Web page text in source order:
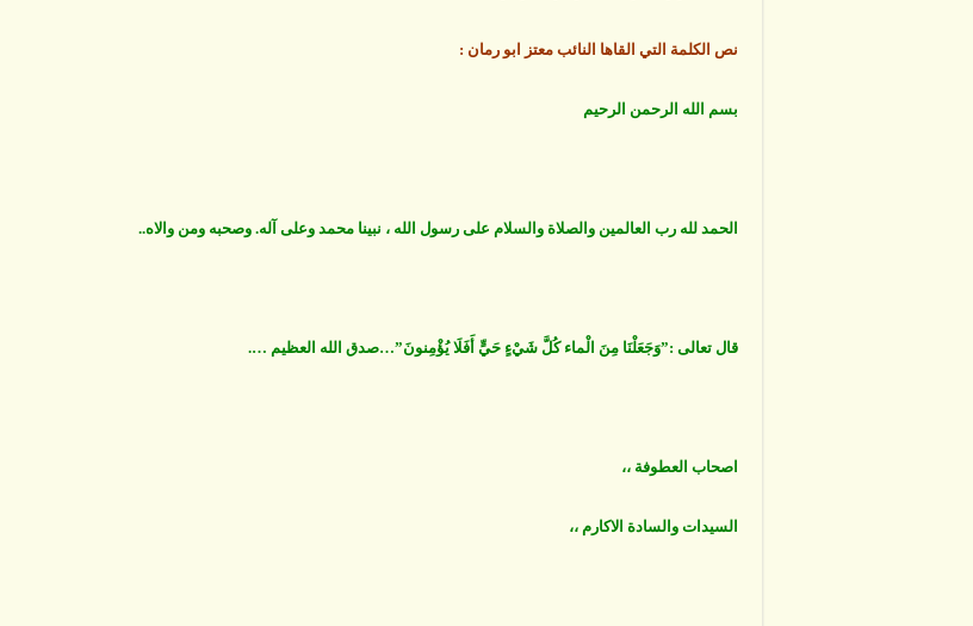
نص الكلمة التي القاها النائب معتز ابو رمان :
بسم الله الرحمن الرحيم
الحمد لله رب العالمين والصلاة والسلام على رسول الله ، نبينا محمد وعلى آله. وصحبه ومن والاه..
قال تعالى :”وَجَعَلْنَا مِنَ الْماء كُلَّ شَيْءٍ حَيٍّ أَفَلَا يُؤْمِنونَ”…صدق الله العظيم ….
اصحاب العطوفة ،،
السيدات والسادة الاكارم ،،